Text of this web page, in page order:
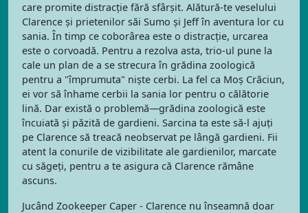
care promite distracție fără sfârșit. Alătură-te veselului
Clarence și prietenilor săi Sumo și Jeff în aventura lor cu
sania. În timp ce coborârea este o distracție, urcarea
este o corvoadă. Pentru a rezolva asta, trio-ul pune la
cale un plan de a se strecura în grădina zoologică
pentru a "împrumuta" niște cerbi. La fel ca Moș Crăciun,
ei vor să înhame cerbii la sania lor pentru o călătorie
lină. Dar există o problemă—grădina zoologică este
încuiată și păzită de gardieni. Sarcina ta este să-l ajuți
pe Clarence să treacă neobservat pe lângă gardieni. Fii
atent la conurile de vizibilitate ale gardienilor, marcate
cu săgeți, pentru a te asigura că Clarence rămâne
ascuns.
Jucând Zookeeper Caper - Clarence nu înseamnă doar